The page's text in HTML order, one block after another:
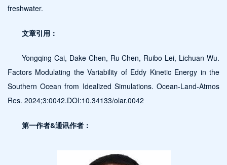
freshwater.
文章引用：
Yongqing Cai, Dake Chen, Ru Chen, Ruibo Lei, Lichuan Wu.
Factors Modulating the Variability of Eddy Kinetic Energy in the
Southern Ocean from Idealized Simulations. Ocean-Land-Atmos
Res. 2024;3:0042.DOI:10.34133/olar.0042
第一作者&通讯作者：